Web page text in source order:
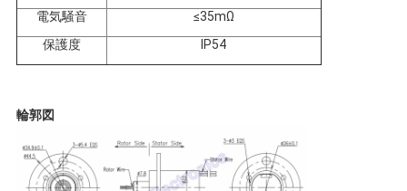
要
な
さ
電気騒音
≤35mΩ
保護度
IP54
輪郭図